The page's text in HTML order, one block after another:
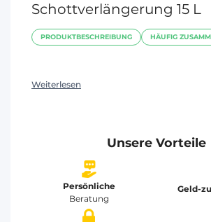
Schottverlängerung 15 L
PRODUKTBESCHREIBUNG HÄUFIG
Weiterlesen
Unsere Vorteile
Persönliche
Beratung
Geld-